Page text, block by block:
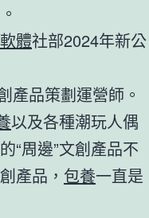
體社部2024年新公
產品策劃運營師。
以及各種潮玩人偶
“周邊”文創產品不
產品， 包養一直是